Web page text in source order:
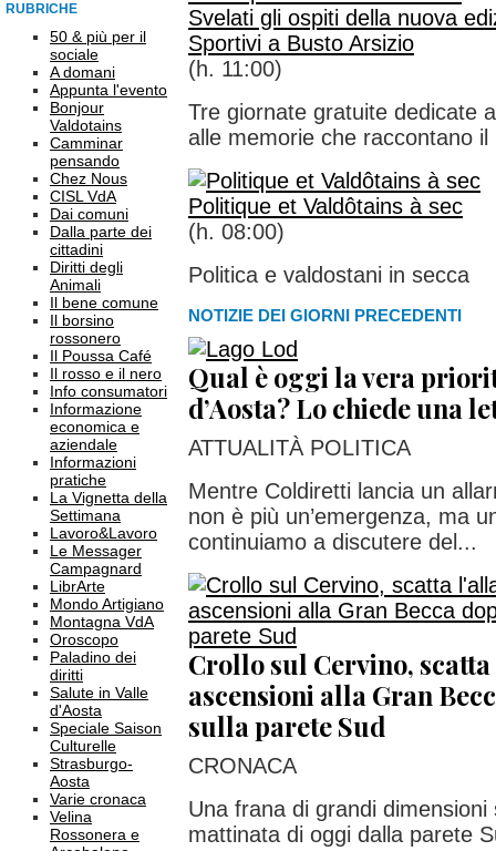
RUBRICHE
50 & più per il
sociale
A domani
Appunta l'evento
Bonjour
Valdotains
Camminar
pensando
Chez Nous
CISL VdA
Dai comuni
Dalla parte dei
cittadini
Diritti degli
Animali
Il bene comune
Il borsino
rossonero
Il Poussa Café
Il rosso e il nero
Info consumatori
Informazione
economica e
aziendale
Informazioni
pratiche
La Vignetta della
Settimana
Lavoro&Lavoro
Le Messager
Campagnard
LibrArte
Mondo Artigiano
Montagna VdA
Oroscopo
Paladino dei
diritti
Salute in Valle
d'Aosta
Speciale Saison
Culturelle
Strasburgo-
Aosta
Varie cronaca
Velina
Rossonera e
Svelati gli ospiti della nuova
Sportivi a Busto Arsizio
(h. 11:00)
Tre giornate gratuite dedicate
alle memorie che raccontano
Politique et Valdôtains à sec
(h. 08:00)
Politica e valdostani in secca
NOTIZIE DEI GIORNI PRECEDENTI
Qual è oggi la vera
d’Aosta? Lo chiede una
ATTUALITÀ POLITICA
Mentre Coldiretti lancia un
non è più un’emergenza, ma
continuiamo a discutere del...
Crollo sul Cervino,
ascensioni alla Gran
sulla parete Sud
CRONACA
Una frana di grandi
mattinata di oggi dalla parete